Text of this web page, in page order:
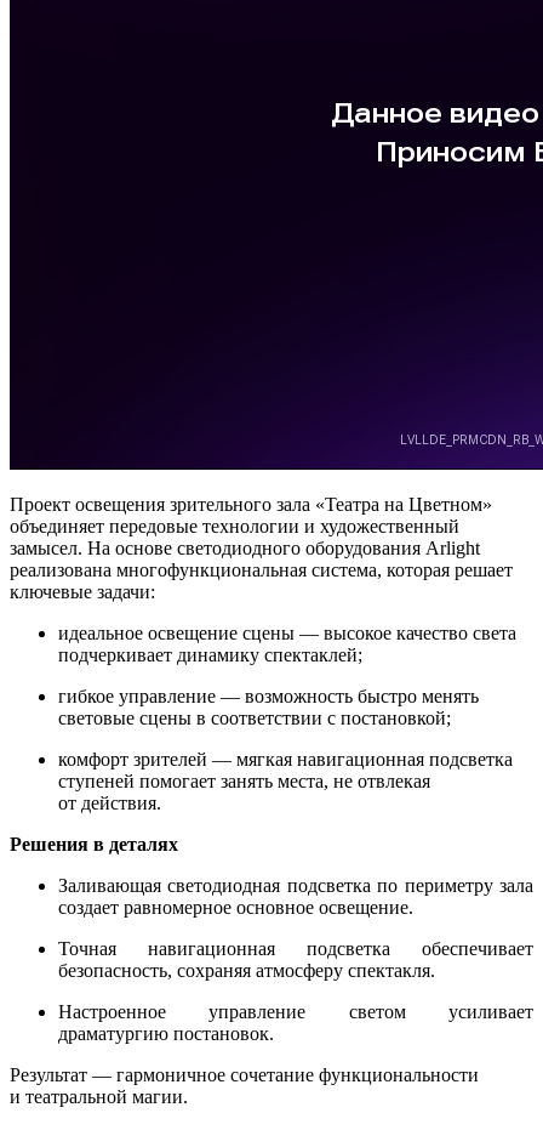
Проект освещения зрительного зала «Театра на Цветном»
объединяет передовые технологии и художественный
замысел. На основе светодиодного оборудования Arlight
реализована многофункциональная система, которая решает
ключевые задачи:
идеальное освещение сцены — высокое качество света
подчеркивает динамику спектаклей;
гибкое управление — возможность быстро менять
световые сцены в соответствии с постановкой;
комфорт зрителей — мягкая навигационная подсветка
ступеней помогает занять места, не отвлекая
от действия.
Решения в деталях
Заливающая светодиодная подсветка по периметру зала
создает равномерное основное освещение.
Точная навигационная подсветка обеспечивает
безопасность, сохраняя атмосферу спектакля.
Настроенное управление светом усиливает
драматургию постановок.
Результат — гармоничное сочетание функциональности
и театральной магии.